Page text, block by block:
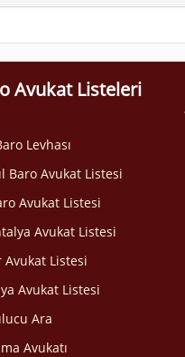
Avukat Listeleri
Levhası
Avukat Listesi
Avukat Listesi
Avukat Listesi
Listesi
Avukat Listesi
Ara
Avukatı